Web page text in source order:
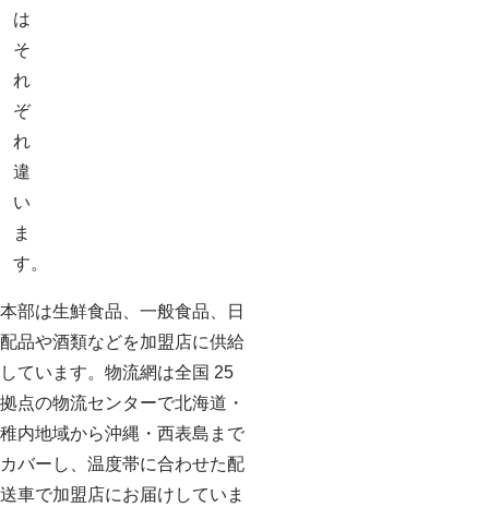
は
そ
れ
ぞ
れ
違
い
ま
す。
本部は生鮮食品、一般食品、日
配品や酒類などを加盟店に供給
しています。物流網は全国 25
拠点の物流センターで北海道・
稚内地域から沖縄・西表島まで
カバーし、温度帯に合わせた配
送車で加盟店にお届けしていま